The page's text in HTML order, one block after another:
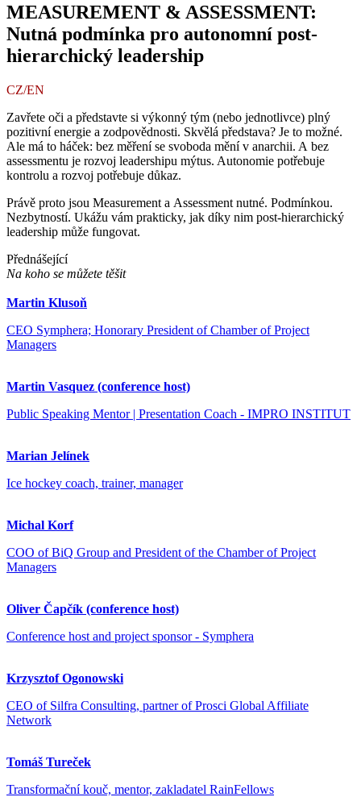
MEASUREMENT & ASSESSMENT:
Nutná podmínka pro autonomní post-
hierarchický leadership
CZ/EN
Zavřete oči a představte si výkonný tým (nebo jednotlivce) plný
pozitivní energie a zodpovědnosti. Skvělá představa? Je to možné.
Ale má to háček: bez měření se svoboda mění v anarchii. A bez
assessmentu je rozvoj leadershipu mýtus. Autonomie potřebuje
kontrolu a rozvoj potřebuje důkaz.
Právě proto jsou Measurement a Assessment nutné. Podmínkou.
Nezbytností. Ukážu vám prakticky, jak díky nim post-hierarchický
leadership může fungovat.
Přednášející
Na koho se můžete těšit
Martin Klusoň
CEO Symphera; Honorary President of Chamber of Project
Managers
Martin Vasquez (conference host)
Public Speaking Mentor | Presentation Coach - IMPRO INSTITUT
Marian Jelínek
Ice hockey coach, trainer, manager
Michal Korf
COO of BiQ Group and President of the Chamber of Project
Managers
Oliver Čapčík (conference host)
Conference host and project sponsor - Symphera
Krzysztof Ogonowski
CEO of Silfra Consulting, partner of Prosci Global Affiliate
Network
Tomáš Tureček
Transformační kouč, mentor, zakladatel RainFellows